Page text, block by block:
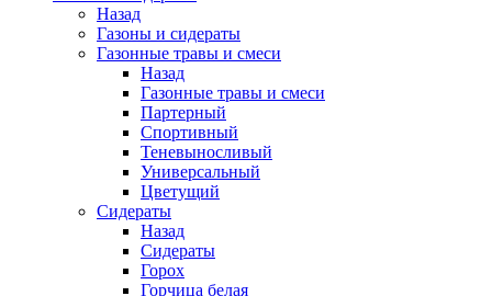
Назад
Газоны и сидераты
Газонные травы и смеси
Назад
Газонные травы и смеси
Партерный
Спортивный
Теневыносливый
Универсальный
Цветущий
Сидераты
Назад
Сидераты
Горох
Горчица белая